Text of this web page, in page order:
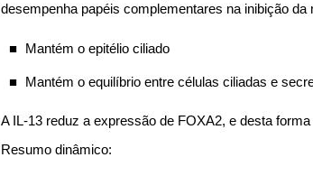
desempenha papéis complementares na inibição
■ Mantém o epitélio ciliado
■ Mantém o equilíbrio entre células ciliadas e
A IL-13 reduz a expressão de FOXA2, e desta
Resumo dinâmico: